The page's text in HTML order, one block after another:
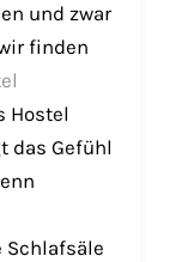
und zwar
finden
Hostel
das Gefühl
Schlafsäle